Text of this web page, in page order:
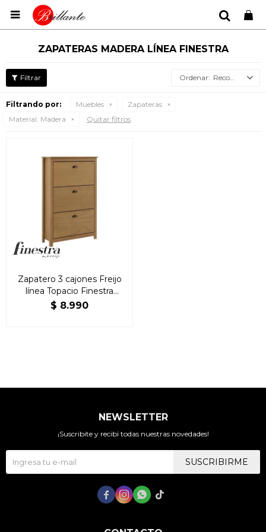

ZAPATERAS MADERA LÍNEA FINESTRA
Recomendados
Filtrando por: Muebles
Zapateras
Material: Madera Quitar filtros
Zapatero 3 cajones Freijo
línea Topacio Finestra
Madera Maciza
$ 8.990
NEWSLETTER
¡Suscribite y recibí todas nuestras novedades!
SUSCRIBIRME
   